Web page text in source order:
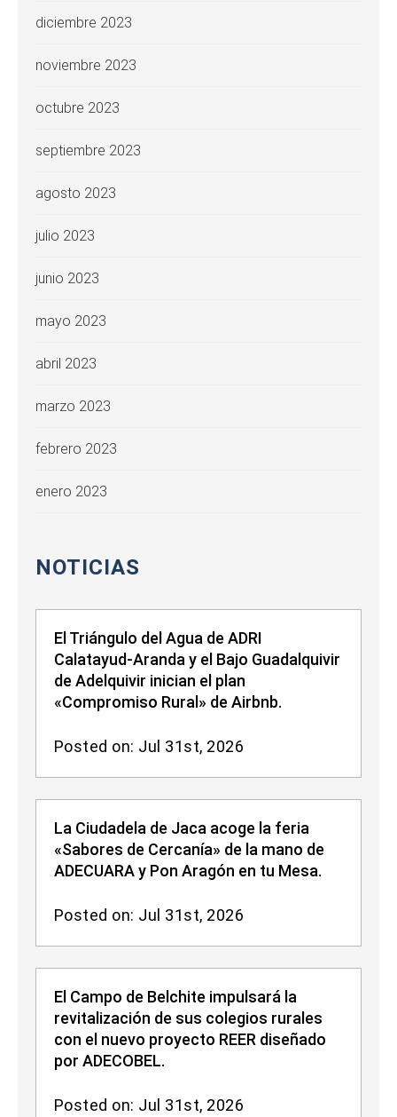
diciembre 2023
noviembre 2023
octubre 2023
septiembre 2023
agosto 2023
julio 2023
junio 2023
mayo 2023
abril 2023
marzo 2023
febrero 2023
enero 2023
NOTICIAS
El Triángulo del Agua de ADRI
Calatayud-Aranda y el Bajo Guadalquivir
de Adelquivir inician el plan
«Compromiso Rural» de Airbnb.
Posted on: Jul 31st, 2026
La Ciudadela de Jaca acoge la feria
«Sabores de Cercanía» de la mano de
ADECUARA y Pon Aragón en tu Mesa.
Posted on: Jul 31st, 2026
El Campo de Belchite impulsará la
revitalización de sus colegios rurales
con el nuevo proyecto REER diseñado
por ADECOBEL.
Posted on: Jul 31st, 2026